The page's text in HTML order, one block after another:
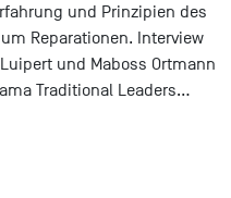
und Prinzipien des
Reparationen. Interview
und Maboss Ortmann
Traditional Leaders…